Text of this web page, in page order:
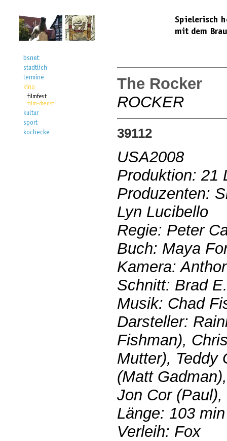
The Rocker
ROCKER
39112
USA2008
Produktion: 21
Produzenten:
Lyn Lucibello
Regie: Peter
Buch: Maya
Kamera:
Schnitt: Brad
Musik: Chad
Darsteller:
Fishman),
Mutter), Teddy
(Matt
Jon Cor
Länge: 103 min
Verleih: Fox